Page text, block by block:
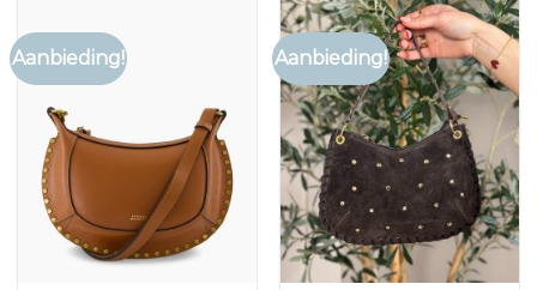
Aanbieding! Aanbieding!